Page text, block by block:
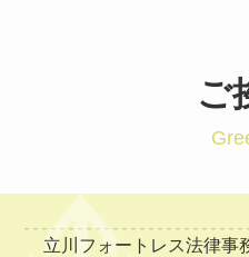
ご
立川フォートレス法律事